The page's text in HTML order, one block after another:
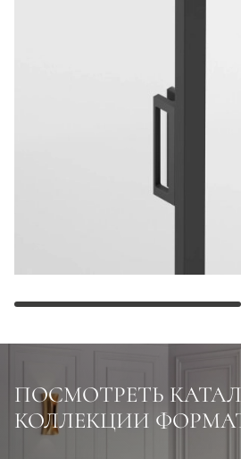
ПОСМОТРЕТЬ
КОЛЛЕКЦИИ